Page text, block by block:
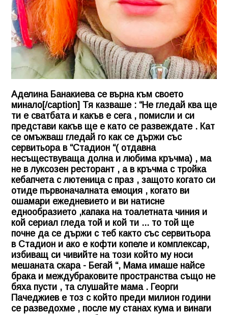
Аделина Банакиева се върна към своето
минало[/caption] Тя казваше : “Не гледай ква ще
ти е сватбата и какъв е сега , помисли и си
представи какъв ще е като се развеждате . Кат
се омъжваш гледай го как се държи със
сервитьора в “Стадион “( отдавна
несъществуваща долна и любима кръчма) , ма
не в луксозен ресторант , а в кръчма с тройка
кебапчета с лютеница с праз , защото когато си
отиде първоначалната емоция , когато ви
ошамари ежедневието и ви натисне
еднообразието ,капака на тоалетната чиния и
кой сериал гледа той и кой ти ... то той ще
почне да се държи с теб както със сервитьора
в Стадион и ако е кофти копеле и комплексар,
избиващ си чивийте на този който му носи
мешаната скара - Бегай “, Мама имаше найсе
брака и междубраковите пространства също не
бяха пусти , та слушайте мама . Георги
Пачеджиев е тоз с който преди милион години
се разведохме , после му станах кума и винаги